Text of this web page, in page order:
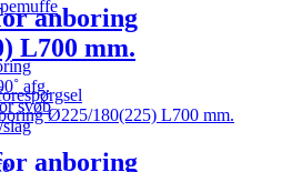
afg.
svøb
anboring
L700 mm.
anboring